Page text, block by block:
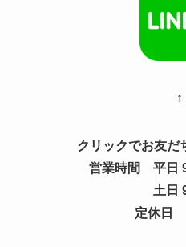
↑
クリックでお友だ
営業時間 平日
土日 9：
定休日